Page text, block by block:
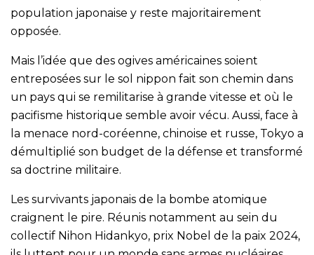
population japonaise y reste majoritairement
opposée.
Mais l’idée que des ogives américaines soient
entreposées sur le sol nippon fait son chemin dans
un pays qui se remilitarise à grande vitesse et où le
pacifisme historique semble avoir vécu. Aussi, face à
la menace nord-coréenne, chinoise et russe, Tokyo a
démultiplié son budget de la défense et transformé
sa doctrine militaire.
Les survivants japonais de la bombe atomique
craignent le pire. Réunis notamment au sein du
collectif Nihon Hidankyo, prix Nobel de la paix 2024,